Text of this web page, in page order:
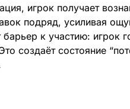
игрок получает
подряд, усиливая
к участию: игрок
создаёт состояние